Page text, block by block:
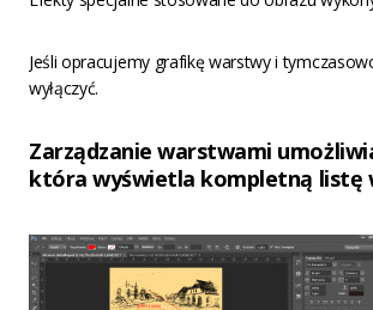
Jeśli opracujemy grafikę warstwy i
wyłączyć.
Zarządzanie warstwami
która wyświetla kompletną listę